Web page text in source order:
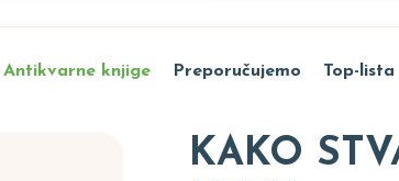
Antikvarne knjige Preporučujemo Top-lista
KAKO